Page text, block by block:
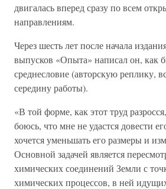
двигалась вперед сразу по всем
направлениям.
Через шесть лет после начала
выпусков «Опыта» написал он, как
среднесловие (авторскую реплику,
середину работы).
«В той форме, как этот труд
боюсь, что мне не удастся довести
хочется уменьшать его размеры и
Основной задачей является
химических соединений Земли с
химических процессов, в ней